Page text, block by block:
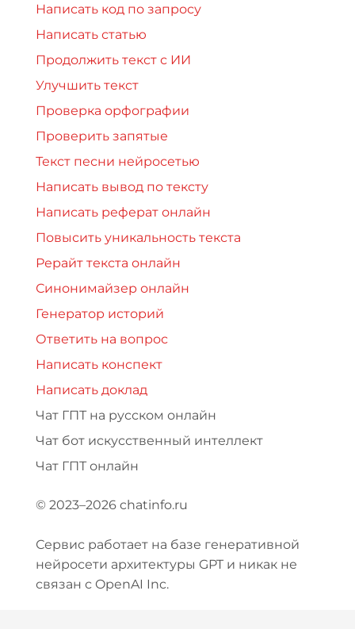
Написать код по запросу
Написать статью
Продолжить текст с ИИ
Улучшить текст
Проверка орфографии
Проверить запятые
Текст песни нейросетью
Написать вывод по тексту
Написать реферат онлайн
Повысить уникальность текста
Рерайт текста онлайн
Синонимайзер онлайн
Генератор историй
Ответить на вопрос
Написать конспект
Написать доклад
Чат ГПТ на русском онлайн
Чат бот искусственный интеллект
Чат ГПТ онлайн
© 2023–2026 chatinfo.ru
Сервис работает на базе генеративной
нейросети архитектуры GPT и никак не
связан с OpenAI Inc.